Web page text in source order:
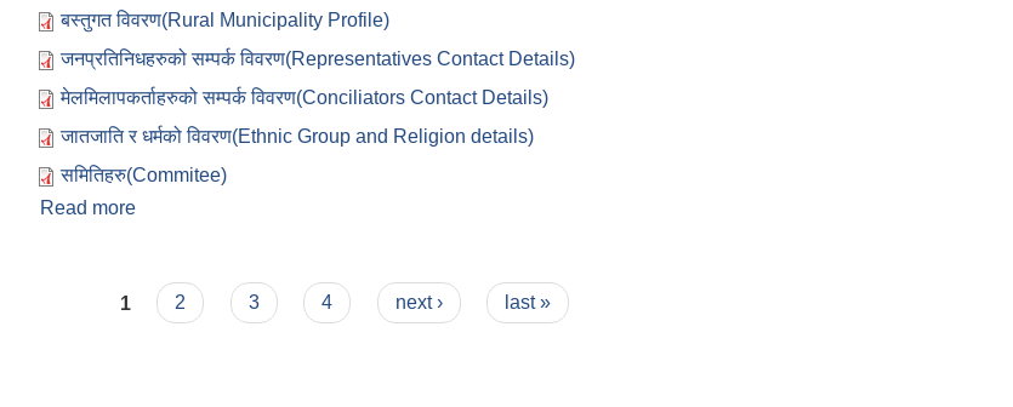
बस्तुगत विवरण(Rural Municipality Profile)
जनप्रतिनिधहरुको सम्पर्क विवरण(Representatives Contact Details)
मेलमिलापकर्ताहरुको सम्पर्क विवरण(Conciliators Contact Details)
जातजाति र धर्मको विवरण(Ethnic Group and Religion details)
समितिहरु(Commitee)
Read more
Pages
1 2 3 4 next › last »